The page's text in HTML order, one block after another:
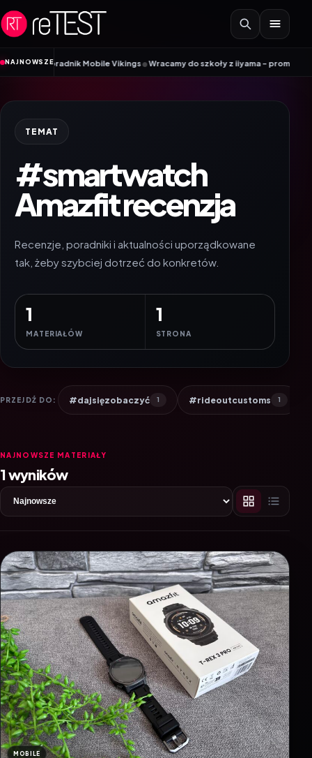
Przejdź do treści
NAJNOWSZE
Poradnik Mobile Vikings•Wracamy do szkoły z iiyama – promocja Back to
TEMAT
#smartwatch
Amazfit recenzja
Recenzje, poradniki i aktualności uporządkowane
tak, żeby szybciej dotrzeć do konkretów.
1
MATERIAŁÓW
1
STRONA
PRZEJDŹ DO: #dajsięzobaczyć 1 #rideoutcustoms 1
NAJNOWSZE MATERIAŁY
1 wyników
MOBILE